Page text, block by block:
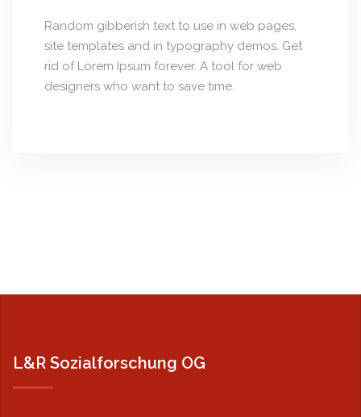
Random gibberish text to use in web pages,
site templates and in typography demos. Get
rid of Lorem Ipsum forever. A tool for web
designers who want to save time.
L&R Sozialforschung OG